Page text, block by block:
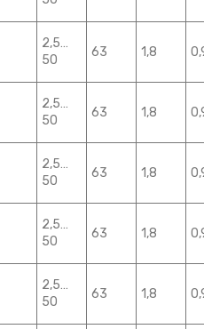
2,5…
50
63 1,8
2,5…
50
63 1,8
2,5…
50
63 1,8
2,5…
50
63 1,8
2,5…
50
63 1,8